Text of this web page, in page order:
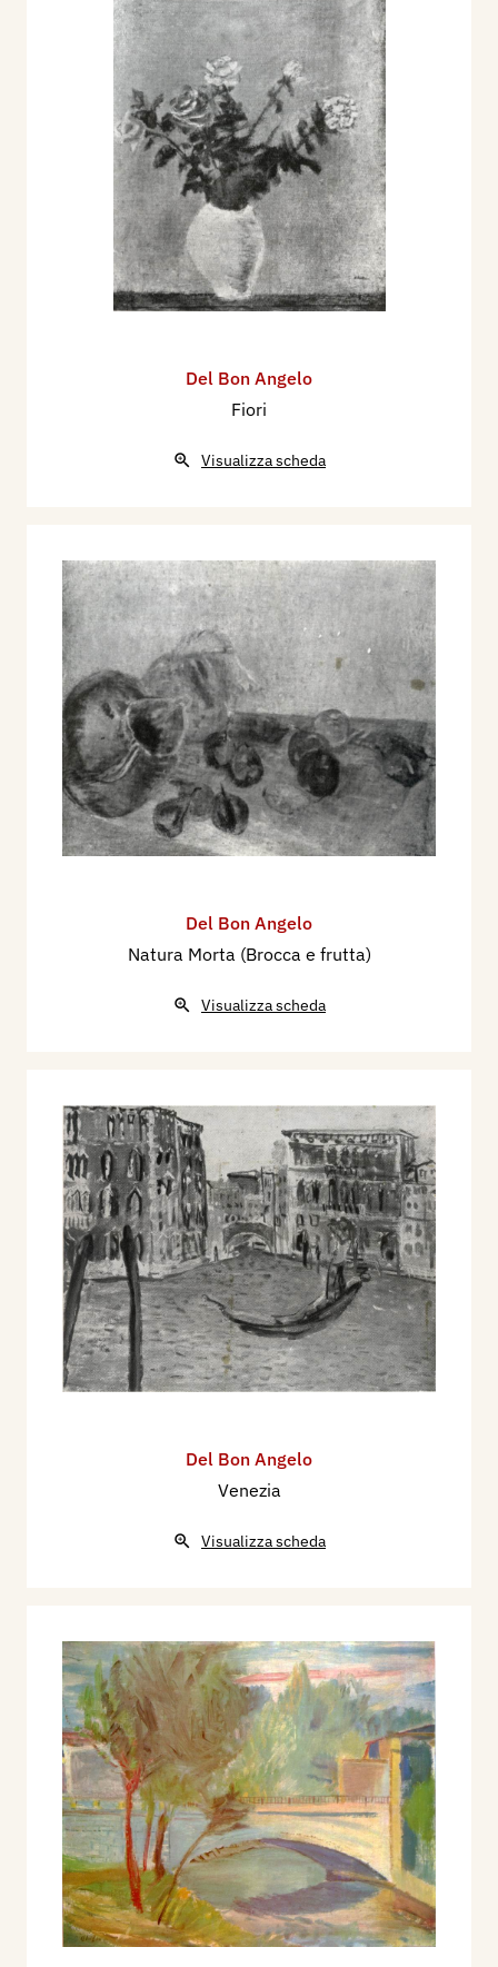
Del Bon Angelo
Fiori
Visualizza scheda
Del Bon Angelo
Natura Morta (Brocca e frutta)
Visualizza scheda
Del Bon Angelo
Venezia
Visualizza scheda